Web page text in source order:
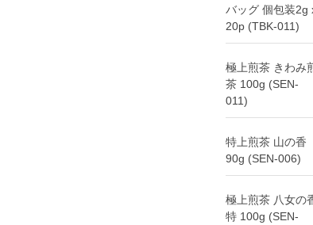
バッグ 個包装2g
20p (TBK-011)
極上煎茶 きわみ
茶 100g (SEN-
011)
特上煎茶 山の香
90g (SEN-006)
極上煎茶 八女の
特 100g (SEN-